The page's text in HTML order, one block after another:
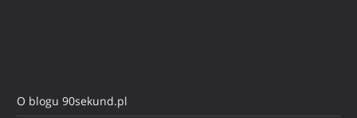
O blogu 90sekund.pl